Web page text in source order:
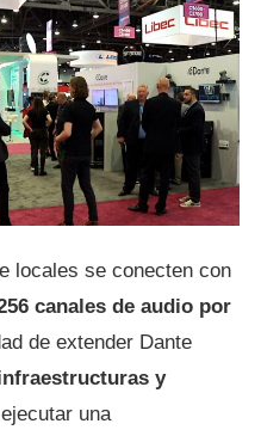
locales se conecten con
canales de audio por
de extender Dante
y
una